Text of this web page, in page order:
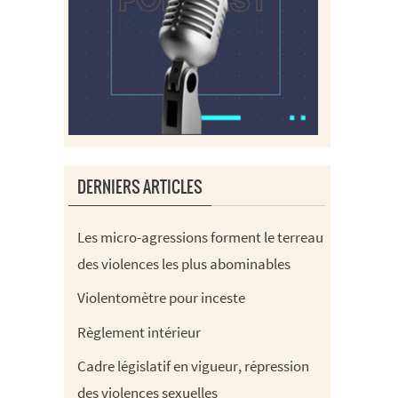
DERNIERS ARTICLES
Les micro-agressions forment le terreau
des violences les plus abominables
Violentomètre pour inceste
Règlement intérieur
Cadre législatif en vigueur, répression
des violences sexuelles